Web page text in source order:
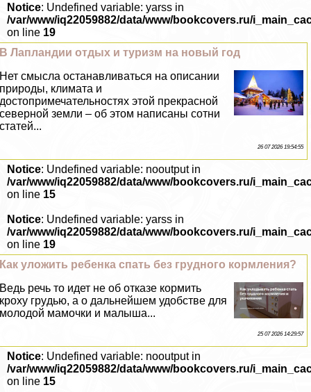
Notice: Undefined variable: yarss in
/var/www/iq22059882/data/www/bookcovers.ru/
on line 19
В Лапландии отдых и туризм на новый год
Нет смысла останавливаться на описании
природы, климата и
достопримечательностях этой прекрасной
северной земли – об этом написаны сотни
статей...
26 07 2026 19:54:55
Notice: Undefined variable: nooutput in
/var/www/iq22059882/data/www/bookcovers.ru/
on line 15
Notice: Undefined variable: yarss in
/var/www/iq22059882/data/www/bookcovers.ru/
on line 19
Как уложить ребенка спать без грудного кормления?
Ведь речь то идет не об отказе кормить
кроху гpyдью, а о дальнейшем удобстве для
молодой мамочки и малыша...
25 07 2026 14:29:57
Notice: Undefined variable: nooutput in
/var/www/iq22059882/data/www/bookcovers.ru/
on line 15